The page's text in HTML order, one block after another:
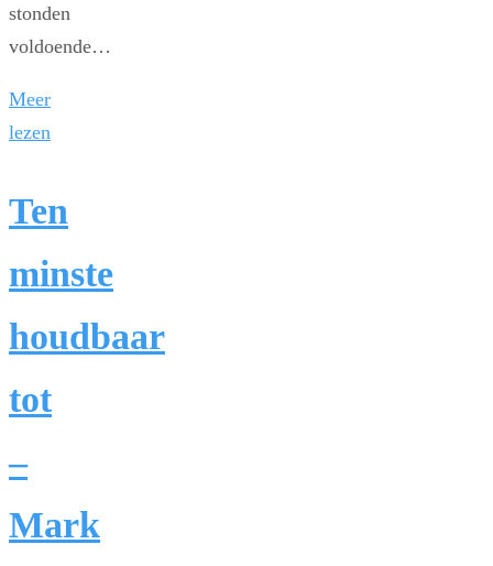
stonden
voldoende…
Meer
lezen
Ten
minste
houdbaar
tot
–
Mark